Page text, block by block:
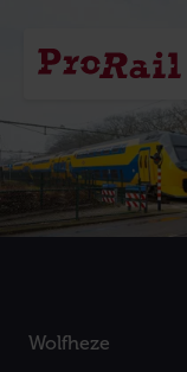
Navigatie
Homepage
Wolfheze